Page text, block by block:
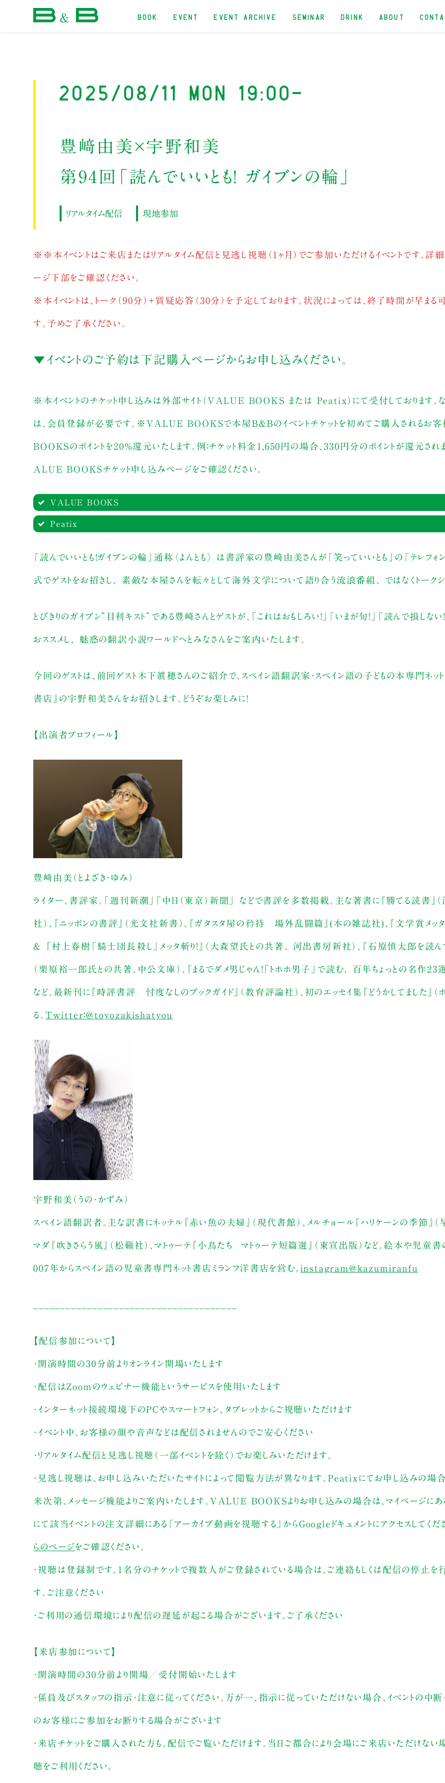
BOOK EVENT EVENT ARCHIVE SEMINAR DRINK ABOUT
2025/08/11 Mon 19:00-
豊﨑由美×宇野和美
第94回「読んでいいとも！ ガイブンの輪」
リアルタイム配信 現地参加
※ ※本イベントはご来店またはリアルタイム配信と見逃し視聴（1ヶ月）でご参加いただけるイベントです。詳
ージ下部をご確認ください。
※本イベントは、トーク（90分）＋質疑応答（30分）を予定しております。状況によっては、終了時間が早まる
す。予めご了承ください。
▼イベントのご予約は下記購入ページからお申し込みください。
※本イベントのチケット申し込みは外部サイト（VALUE BOOKS または Peatix）にて受付しております。
は、会員登録が必要です。※VALUE BOOKSで本屋B&Bのイベントチケットを初めてご購入されるお
BOOKSのポイントを20%還元いたします。例：チケット料金1,650円の場合、330円分のポイントが還元されま
ALUE BOOKSチケット申し込みページをご確認ください。
VALUE BOOKS
購入ペー
ジへ
【配信参加】1,650円（税込）
Peatix
購入ペー
ジへ
「読んでいいとも！ガイブンの輪」通称〈よんとも〉 は書評家の豊﨑由美さんが「笑っていいとも」の「テレフォ
式でゲストをお招きし、 素敵な本屋さんを転々として海外文学について語り合う流浪番組、 ではなくトークシ
とびきりのガイブン”目利キスト”である豊﨑さんとゲストが、「これはおもしろい！」「いまが旬！」「読んで損しない
おススメし、 魅惑の翻訳小説ワールドへとみなさんをご案内いたします。
今回のゲストは、前回ゲスト木下眞穂さんのご紹介で、スペイン語翻訳家・スペイン語の子どもの本専門ネット
書店』の宇野和美さんをお招きします。どうぞお楽しみに！
【出演者プロフィール】
豊﨑由美（とよざき・ゆみ）
ライター、書評家。「週刊新潮」「中日（東京）新聞」 などで書評を多数掲載。主な著書に『勝てる読書』
社）、『ニッポンの書評』（光文社新書）、『ガタスタ屋の矜持 場外乱闘篇』(本の雑誌社)、『文学賞メッタ
＆ 『村上春樹「騎士団長殺し」メッタ斬り！』（大森望氏との共著、 河出書房新社）、『石原慎太郎を読ん
（栗原裕一郎氏との共著、中公文庫）、『まるでダメ男じゃん！「トホホ男子」で読む、 百年ちょっとの名作23
など、最新刊に『時評書評 忖度なしのブックガイド』（教育評論社）、初のエッセイ集『どうかしてました』（
る。 Twitter：@toyozakishatyou
宇野和美（うの・かずみ）
スペイン語翻訳者。主な訳書にネッテル『赤い魚の夫婦』（現代書館）、メルチョール『ハリケーンの季節』（
マダ『吹きさらう風』（松籟社）、マトゥーテ『小鳥たち マトゥーテ短篇選』（東宣出版）など。絵本や児童
007年からスペイン語の児童書専門ネット書店ミランフ洋書店を営む。 instagram@kazumiranfu
【配信参加について】
・開演時間の30分前よりオンライン開場いたします
・配信はZoomのウェビナー機能というサービスを使用いたします
・インターネット接続環境下のPCやスマートフォン、タブレットからご視聴いただけます
・イベント中、お客様の顔や音声などは配信されませんのでご安心ください
・リアルタイム配信と見逃し視聴（一部イベントを除く）でお楽しみいただけます。
・見逃し視聴は、お申し込みいただいたサイトによって閲覧方法が異なります。Peatixにてお申し込みの場
来次第、メッセージ機能よりご案内いたします。VALUE BOOKSよりお申し込みの場合は、マイページにあ
にて該当イベントの注文詳細にある「アーカイブ動画を視聴する」からGoogleドキュメントにアクセスしてくだ
らのページをご確認ください。
・視聴は登録制です。1名分のチケットで複数人がご登録されている場合は、ご連絡もしくは配信の停止を行
す。ご注意ください
・ご利用の通信環境により配信の遅延が起こる場合がございます。ご了承ください
【来店参加について】
・開演時間の30分前より開場／受付開始いたします
・係員及びスタッフの指示・注意に従ってください。万が一、指示に従っていただけない場合、イベントの中断
のお客様にご参加をお断りする場合がございます
・来店チケットをご購入された方も、配信でご覧いただけます。当日ご都合により会場にご来店いただけない
聴をご利用ください。